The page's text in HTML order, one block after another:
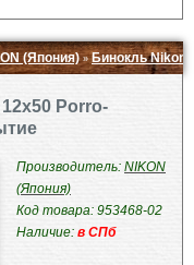
(Япония)» Бинокль Nikon
Porro-
Производитель: NIKON
(Япония)
Код товара: 953468-02
Наличие: в СПб